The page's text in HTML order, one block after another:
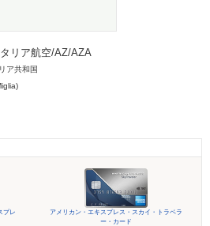
リア航空/AZ/AZA
ア共和国
プレ
アメリカン・エキスプレス・スカイ・トラベラ
ー・カード